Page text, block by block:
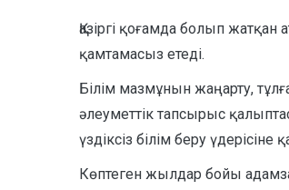
Қазіргі қоғамда болып
қамтамасыз етеді.
Білім мазмұнын жаңарту,
әлеуметтік тапсырыс
үздіксіз білім беру
Көптеген жылдар бойы